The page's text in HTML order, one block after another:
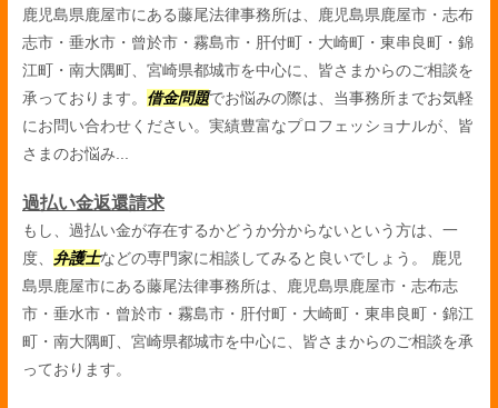
鹿児島県鹿屋市にある藤尾法律事務所は、鹿児島県鹿屋市・志布
志市・垂水市・曾於市・霧島市・肝付町・大崎町・東串良町・錦
江町・南大隅町、宮崎県都城市を中心に、皆さまからのご相談を
承っております。 借金問題でお悩みの際は、当事務所までお気軽
にお問い合わせください。実績豊富なプロフェッショナルが、皆
さまのお悩み...
過払い金返還請求
もし、過払い金が存在するかどうか分からないという方は、一
度、 弁護士などの専門家に相談してみると良いでしょう。 鹿児
島県鹿屋市にある藤尾法律事務所は、鹿児島県鹿屋市・志布志
市・垂水市・曾於市・霧島市・肝付町・大崎町・東串良町・錦江
町・南大隅町、宮崎県都城市を中心に、皆さまからのご相談を承
っております。